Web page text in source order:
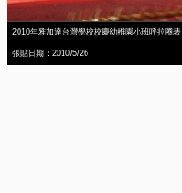
2010年雅加達台灣學校校慶幼稚園小班呼拉圈表
張貼日期：2010/5/26